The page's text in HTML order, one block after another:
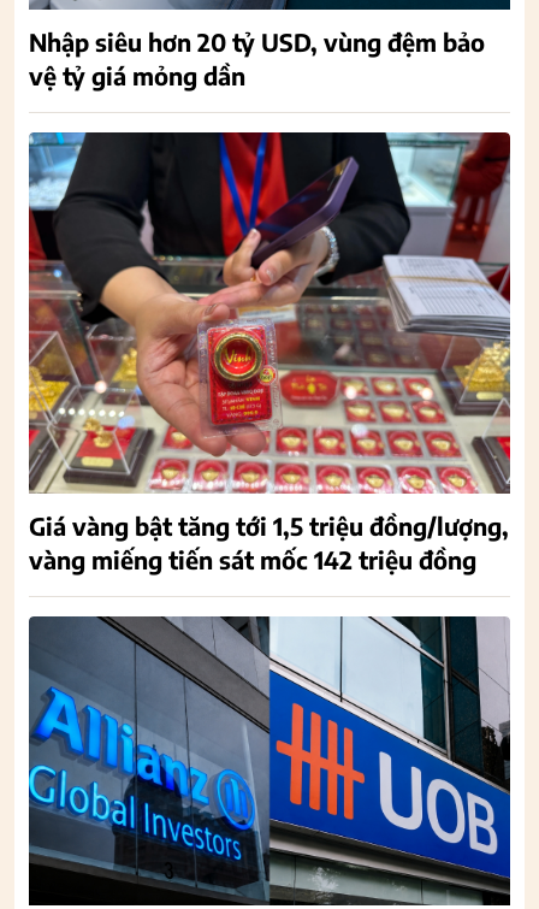
Nhập siêu hơn 20 tỷ USD, vùng đệm bảo
vệ tỷ giá mỏng dần
Giá vàng bật tăng tới 1,5 triệu đồng/lượng,
vàng miếng tiến sát mốc 142 triệu đồng